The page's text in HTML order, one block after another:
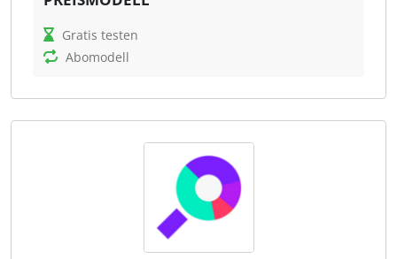
Timly ist eine Software, die das digitale Management
von Inventar, Wartungsprozessen,
einem System ermöglicht. Die Software unterstützt
bei der Einhaltung gesetzlicher Pflichten, reduziert
Materialverluste und erleichtert die Inventur. Für
Steuerfachleute ist ein transparenter Überblick über
alle Vermögenswerte, eine automatisierte
Wartungsplanung sowie eine revisionssichere
Dokumentation von Vorteil.
Gratis testen
Abomodell